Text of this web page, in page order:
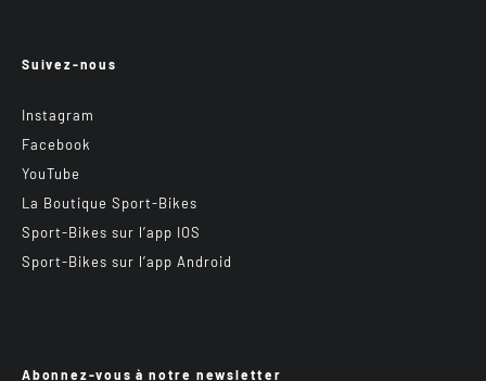
Suivez-nous
Instagram
Facebook
YouTube
La Boutique Sport-Bikes
Sport-Bikes sur l’app IOS
Sport-Bikes sur l’app Android
Abonnez-vous à notre newsletter